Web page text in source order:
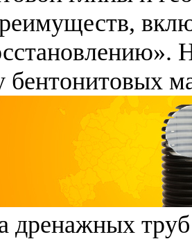
бентонитовых
дренажных труб